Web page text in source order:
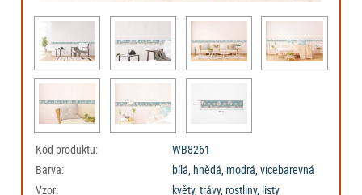
Kód produktu:
WB8261
Barva:
bílá, hnědá, modrá, vícebarevná
Vzor:
květy, trávy, rostliny, listy